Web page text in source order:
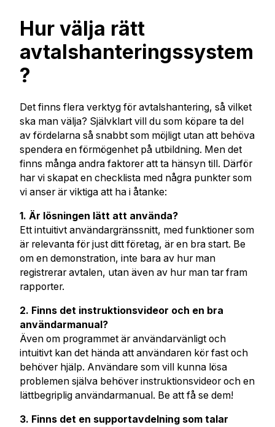
Hur välja rätt
avtalshanteringssystem
?
Det finns flera verktyg för avtalshantering, så vilket
ska man välja? Självklart vill du som köpare ta del
av fördelarna så snabbt som möjligt utan att behöva
spendera en förmögenhet på utbildning. Men det
finns många andra faktorer att ta hänsyn till. Därför
har vi skapat en checklista med några punkter som
vi anser är viktiga att ha i åtanke:
1. Är lösningen lätt att använda?
Ett intuitivt användargränssnitt, med funktioner som
är relevanta för just ditt företag, är en bra start. Be
om en demonstration, inte bara av hur man
registrerar avtalen, utan även av hur man tar fram
rapporter.
2. Finns det instruktionsvideor och en bra
användarmanual?
Även om programmet är användarvänligt och
intuitivt kan det hända att användaren kör fast och
behöver hjälp. Användare som vill kunna lösa
problemen själva behöver instruktionsvideor och en
lättbegriplig användarmanual. Be att få se dem!
3. Finns det en supportavdelning som talar